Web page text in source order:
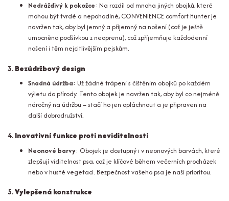
Nedráždivý k pokožce: Na rozdíl od mnoha jiných obojků, které
mohou být tvrdé a nepohodlné, CONVENIENCE comfort Hunter je
navržen tak, aby byl jemný a příjemný na nošení (což je ještě
umocněno podšívkou z neoprenu), což zpříjemňuje každodenní
nošení i těm nejcitlivějším pejskům.
3.Bezúdržbový design
Snadná údržba: Už žádné trápení s čištěním obojků po každém
výletu do přírody. Tento obojek je navržen tak, aby byl co nejméně
náročný na údržbu – stačí ho jen opláchnout a je připraven na
další dobrodružství.
4.Inovativní funkce proti neviditelnosti
Neonové barvy: Obojek je dostupný i v neonových barvách, které
zlepšují viditelnost psa, což je klíčové během večerních procházek
nebo v husté vegetaci. Bezpečnost vašeho psa je naší prioritou.
5.Vylepšená konstrukce